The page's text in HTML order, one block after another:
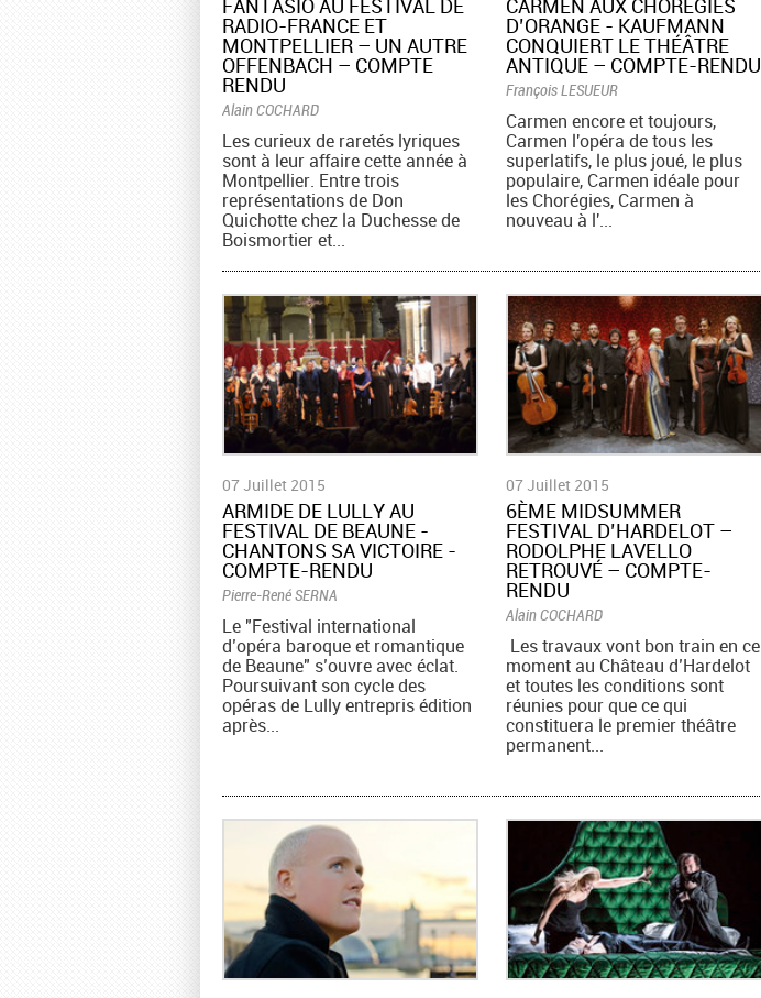
FANTASIO AU FESTIVAL DE
RADIO-FRANCE ET
MONTPELLIER – UN AUTRE
OFFENBACH – COMPTE
RENDU
Alain COCHARD
Les curieux de raretés lyriques
sont à leur affaire cette année à
Montpellier. Entre trois
représentations de Don
Quichotte chez la Duchesse de
Boismortier et...
CARMEN AUX CHORÉGIES
D’ORANGE - KAUFMANN
CONQUIERT LE THÉÂTRE
ANTIQUE – COMPTE-RENDU
François LESUEUR
Carmen encore et toujours,
Carmen l'opéra de tous les
superlatifs, le plus joué, le plus
populaire, Carmen idéale pour
les Chorégies, Carmen à
nouveau à l'...
07 Juillet 2015
ARMIDE DE LULLY AU
FESTIVAL DE BEAUNE -
CHANTONS SA VICTOIRE -
COMPTE-RENDU
Pierre-René SERNA
Le "Festival international
d’opéra baroque et romantique
de Beaune" s’ouvre avec éclat.
Poursuivant son cycle des
opéras de Lully entrepris édition
après...
07 Juillet 2015
6ÈME MIDSUMMER
FESTIVAL D’HARDELOT –
RODOLPHE LAVELLO
RETROUVÉ – COMPTE-
RENDU
Alain COCHARD
Les travaux vont bon train en ce
moment au Château d’Hardelot
et toutes les conditions sont
réunies pour que ce qui
constituera le premier théâtre
permanent...